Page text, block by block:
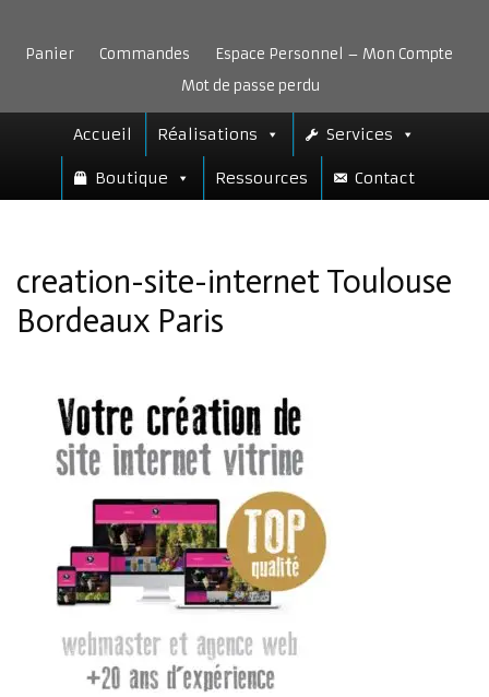
contenu
Panier Commandes
Espace Personnel – Mon Compte
Mot de passe perdu
Accueil Réalisations Services
Boutique Ressources Contact
creation-site-internet Toulouse
Bordeaux Paris